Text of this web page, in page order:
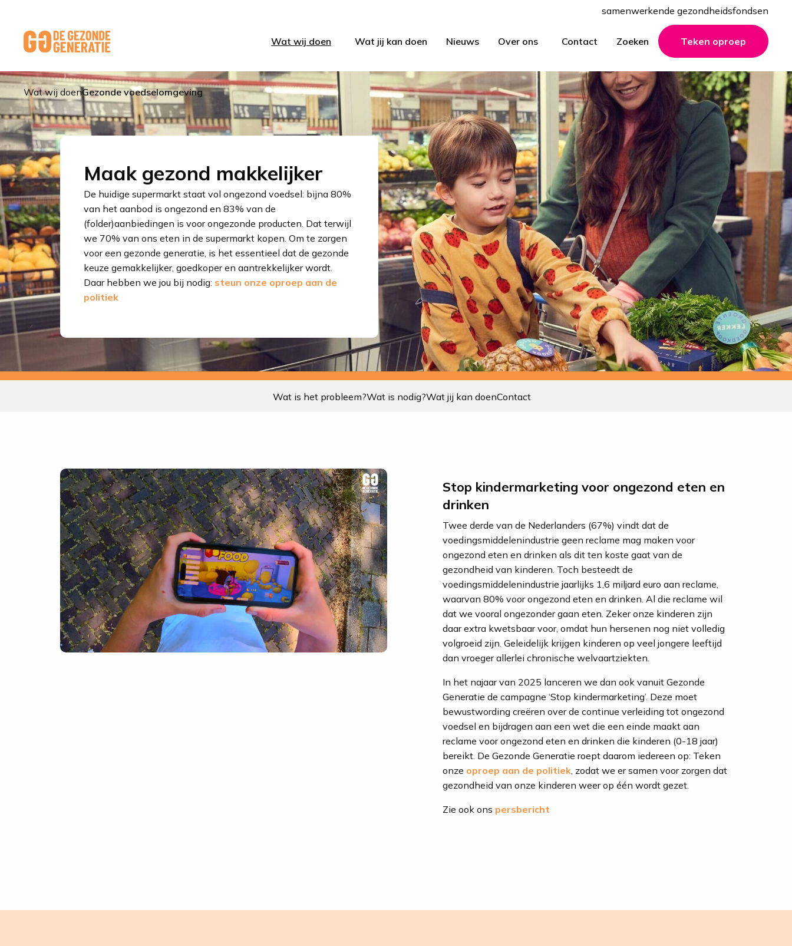
samenwerkende gezondheidsfondsen
Link
to
Wat wij doen Wat jij kan doen Nieuws Over ons Contact Zoeken Teken oproep
Wat wij doenGezonde voedselomgeving
Maak gezond makkelijker
De huidige supermarkt staat vol ongezond voedsel: bijna 80%
van het aanbod is ongezond en 83% van de
(folder)aanbiedingen is voor ongezonde producten. Dat terwijl
we 70% van ons eten in de supermarkt kopen. Om te zorgen
voor een gezonde generatie, is het essentieel dat de gezonde
keuze gemakkelijker, goedkoper en aantrekkelijker wordt.
Daar hebben we jou bij nodig: steun onze oproep aan de
politiek
Gezonde voedselomgeving
Wat is het probleem?Wat is nodig?Wat jij kan doenContact
Stop kindermarketing voor ongezond eten en
drinken
Twee derde van de Nederlanders (67%) vindt dat de
voedingsmiddelenindustrie geen reclame mag maken voor
ongezond eten en drinken als dit ten koste gaat van de
gezondheid van kinderen. Toch besteedt de
voedingsmiddelenindustrie jaarlijks 1,6 miljard euro aan reclame,
waarvan 80% voor ongezond eten en drinken. Al die reclame wil
dat we vooral ongezonder gaan eten. Zeker onze kinderen zijn
daar extra kwetsbaar voor, omdat hun hersenen nog niet volledig
volgroeid zijn. Geleidelijk krijgen kinderen op veel jongere leeftijd
dan vroeger allerlei chronische welvaartziekten.
In het najaar van 2025 lanceren we dan ook vanuit Gezonde
Generatie de campagne ‘Stop kindermarketing’. Deze moet
bewustwording creëren over de continue verleiding tot ongezond
voedsel en bijdragen aan een wet die een einde maakt aan
reclame voor ongezond eten en drinken die kinderen (0-18 jaar)
bereikt. De Gezonde Generatie roept daarom iedereen op: Teken
onze oproep aan de politiek, zodat we er samen voor zorgen dat
gezondheid van onze kinderen weer op één wordt gezet.
Zie ook ons persbericht